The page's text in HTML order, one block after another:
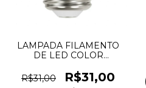
LAMPADA FILAMENTO
DE LED COLOR
VERDE
R$31,00 R$31,00